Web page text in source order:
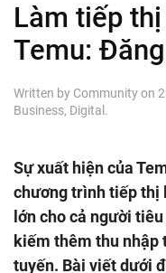
Làm tiếp
Temu:
Written by Communityon
Business, Digital .
Sự xuất hiện của
chương trình tiếp thị
lớn cho cả người
kiếm thêm thu nhập
tuyến. Bài viết dưới